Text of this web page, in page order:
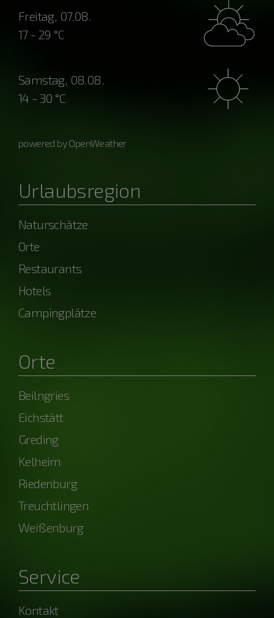
Freitag, 07.08.
17 - 29 °C
Samstag, 08.08.
14 - 30 °C
powered by OpenWeather
Urlaubsregion
Naturschätze
Orte
Restaurants
Hotels
Campingplätze
Orte
Beilngries
Eichstätt
Greding
Kelheim
Riedenburg
Treuchtlingen
Weißenburg
Service
Kontakt